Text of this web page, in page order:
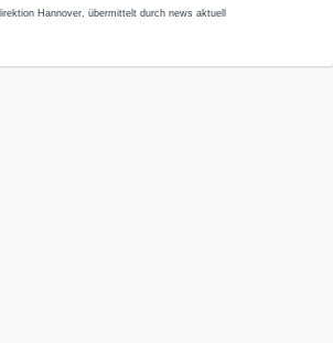
Hannover, übermittelt durch news aktuell